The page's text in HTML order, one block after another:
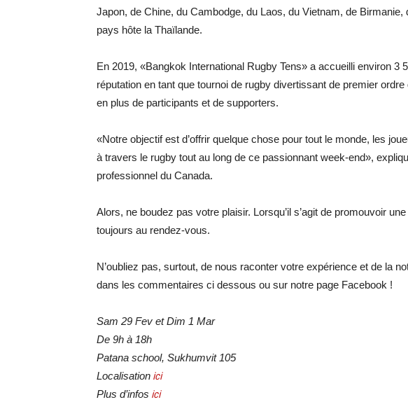
Japon, de Chine, du Cambodge, du Laos, du Vietnam, de Birmanie,
pays hôte la Thaïlande.
En 2019, «Bangkok International Rugby Tens» a accueilli environ 3
réputation en tant que tournoi de rugby divertissant de premier
en plus de participants et de supporters.
«Notre objectif est d’offrir quelque chose pour tout le monde, les
à travers le rugby tout au long de ce passionnant week-end»,
professionnel du Canada.
Alors, ne boudez pas votre plaisir. Lorsqu’il s’agit de promouvoir
toujours au rendez-vous.
N’oubliez pas, surtout, de nous raconter votre expérience et de la
dans les commentaires ci dessous ou sur notre page Facebook !
Sam 29 Fev et Dim 1 Mar
De 9h à 18h
Patana school, Sukhumvit 105
Localisation ici
Plus d’infos ici